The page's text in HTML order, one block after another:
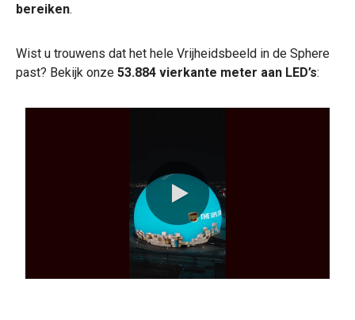
bereiken.
Wist u trouwens dat het hele Vrijheidsbeeld in de Sphere
past? Bekijk onze 53.884 vierkante meter aan LED’s:
0:00 / 0:29